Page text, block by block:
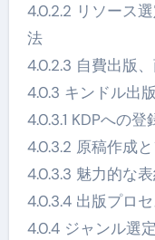
4.0.2.2 リソース
法
4.0.2.3 自費出版
4.0.3 キンドル出
4.0.3.1 KDPへの登
4.0.3.2 原稿作成
4.0.3.3 魅力的な
4.0.3.4 出版プロ
4.0.4 ジャンル選